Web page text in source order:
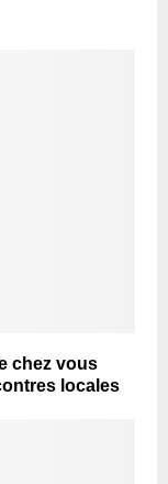
chez vous
locales